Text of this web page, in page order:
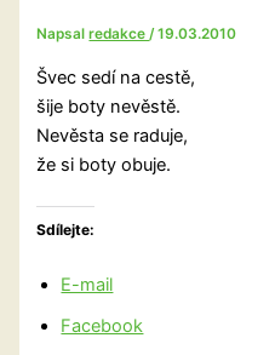
Napsalredakce/19.03.2010
Švec sedí na cestě,
šije boty nevěstě.
Nevěsta se raduje,
že si boty obuje.
Sdílejte:
E-mail
Facebook